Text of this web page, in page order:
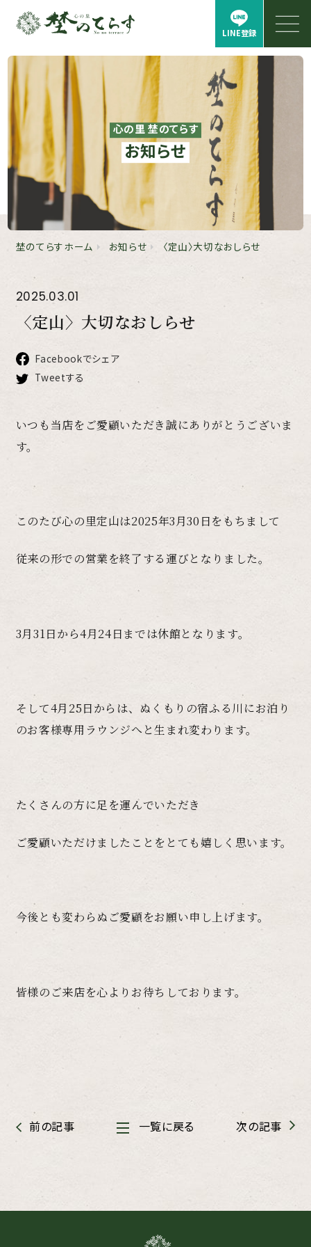
LINE登録
心の里 埜のてらす
お知らせ
埜のてらすホーム お知らせ 〈定山〉大切なおしらせ
2025.03.01
〈定山〉大切なおしらせ
Facebookでシェア
Tweetする
いつも当店をご愛顧いただき誠にありがとうございま
す。
このたび心の里定山は2025年3月30日をもちまして
従来の形での営業を終了する運びとなりました。
3月31日から4月24日までは休館となります。
そして4月25日からは、ぬくもりの宿ふる川にお泊り
のお客様専用ラウンジへと生まれ変わります。
たくさんの方に足を運んでいただき
ご愛顧いただけましたことをとても嬉しく思います。
今後とも変わらぬご愛顧をお願い申し上げます。
皆様のご来店を心よりお待ちしております。
前の記事 一覧に戻る 次の記事